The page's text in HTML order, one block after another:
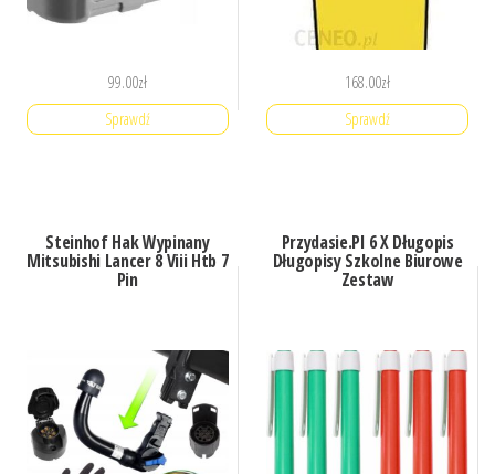
99.00zł
Sprawdź
168.00zł
Sprawdź
Steinhof Hak Wypinany
Mitsubishi Lancer 8 Viii Htb 7
Pin
Przydasie.Pl 6 X Długopis
Długopisy Szkolne Biurowe
Zestaw